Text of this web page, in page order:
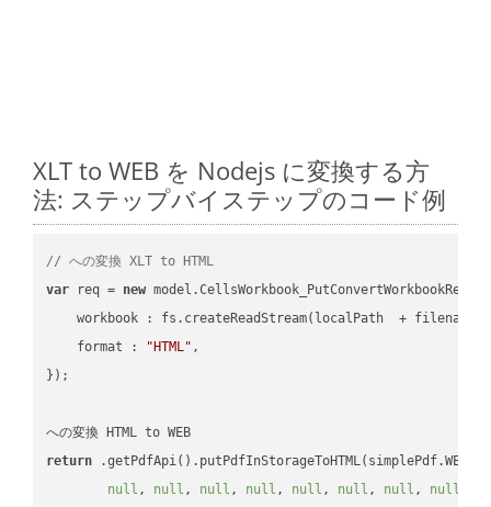
XLT to WEB を Nodejs に変換する方
法: ステップバイステップのコード例
// への変換 XLT to HTML
var req = new
workbook : fs.createReadStream(localPath  + filename
format : "HTML" ,
});
return
null , null , null , null , null , null , null , null